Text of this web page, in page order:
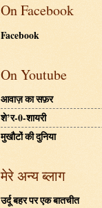
On Facebook
Facebook
On Youtube
आवाज़ का सफ़र
शे’र-0-शायरी
मुखौटों की दुनिया
मेरे अन्य ब्लाग
उर्दू बहर पर एक बातचीत